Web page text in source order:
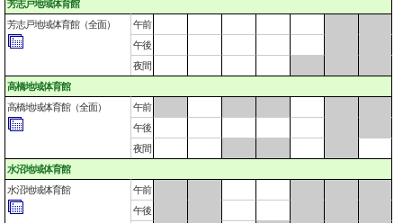
芳志戸地域体育館
芳志戸地域体育館（全面）
午前
午後
夜間
高橋地域体育館
高橋地域体育館（全面）
午前
午後
夜間
水沼地域体育館
水沼地域体育館
午前
午後